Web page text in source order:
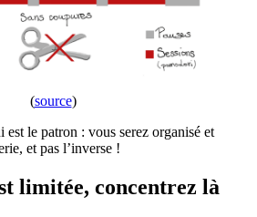
(source)
le patron : vous serez organisé et
et pas l’inverse !
limitée, concentrez là